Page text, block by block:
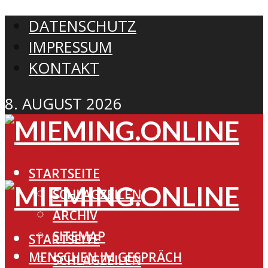
DATENSCHUTZ
IMPRESSUM
KONTAKT
8. AUGUST 2026
STARTSEITE
SCHLAGZEILEN
ARCHIV
SITEMAP
MENSCHEN IM GESPRÄCH
STARTSEITE
SCHLAGZEILEN